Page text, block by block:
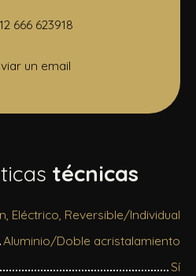
666 623918
un email
técnicas
Eléctrico, Reversible/Individual
Aluminio/Doble acristalamiento
Sí